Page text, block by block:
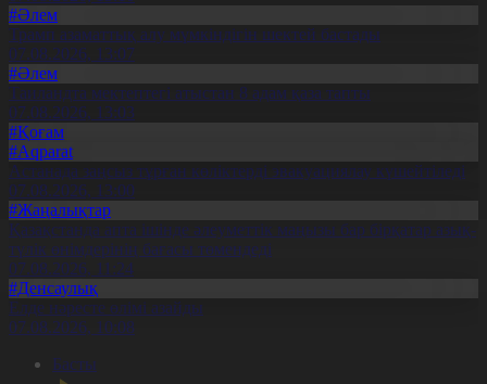
#Әлем
Трамп азаматтық алу мүмкіндігін шектей бастады
07.08.2026, 13:07
#Әлем
Таиландта мектептегі атыстан 8 адам қаза тапты
07.08.2026, 13:03
#Қоғам
#Aqparat
Астанада заңсыз тұрған көліктерді эвакуациялау күшейтіледі
07.08.2026, 13:00
#Жаңалықтар
Қазақстанда апта ішінде әлеуметтік маңызы бар бірқатар азық-
түлік өнімдерінің бағасы төмендеді
07.08.2026, 11:24
#Денсаулық
Елде нәресте өлімі азайды
07.08.2026, 10:08
Басты